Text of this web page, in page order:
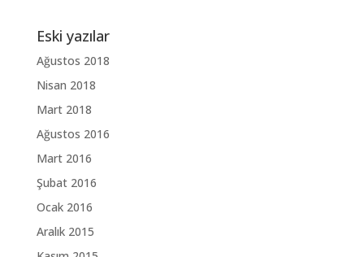
Eski yazılar
Ağustos 2018
Nisan 2018
Mart 2018
Ağustos 2016
Mart 2016
Şubat 2016
Ocak 2016
Aralık 2015